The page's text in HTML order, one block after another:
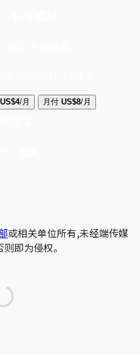
US$4/月 月付 US$8/月
或相关单位所有,未经端传媒
即为侵权。